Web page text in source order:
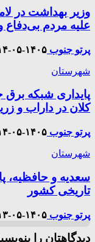
وزیر بهداشت در
علیه مردم
پرتو جنوب ۱۴۰۵-۰۵-۱۴
شهرستان
پایداری شبکه
کلان در داراب و
پرتو جنوب ۱۴۰۵-۰۵-۱۴
شهرستان
سعدیه و حافظیه،
تاریخی کشور
پرتو جنوب ۱۴۰۵-۰۵-۱۳
دیدگاهتان را